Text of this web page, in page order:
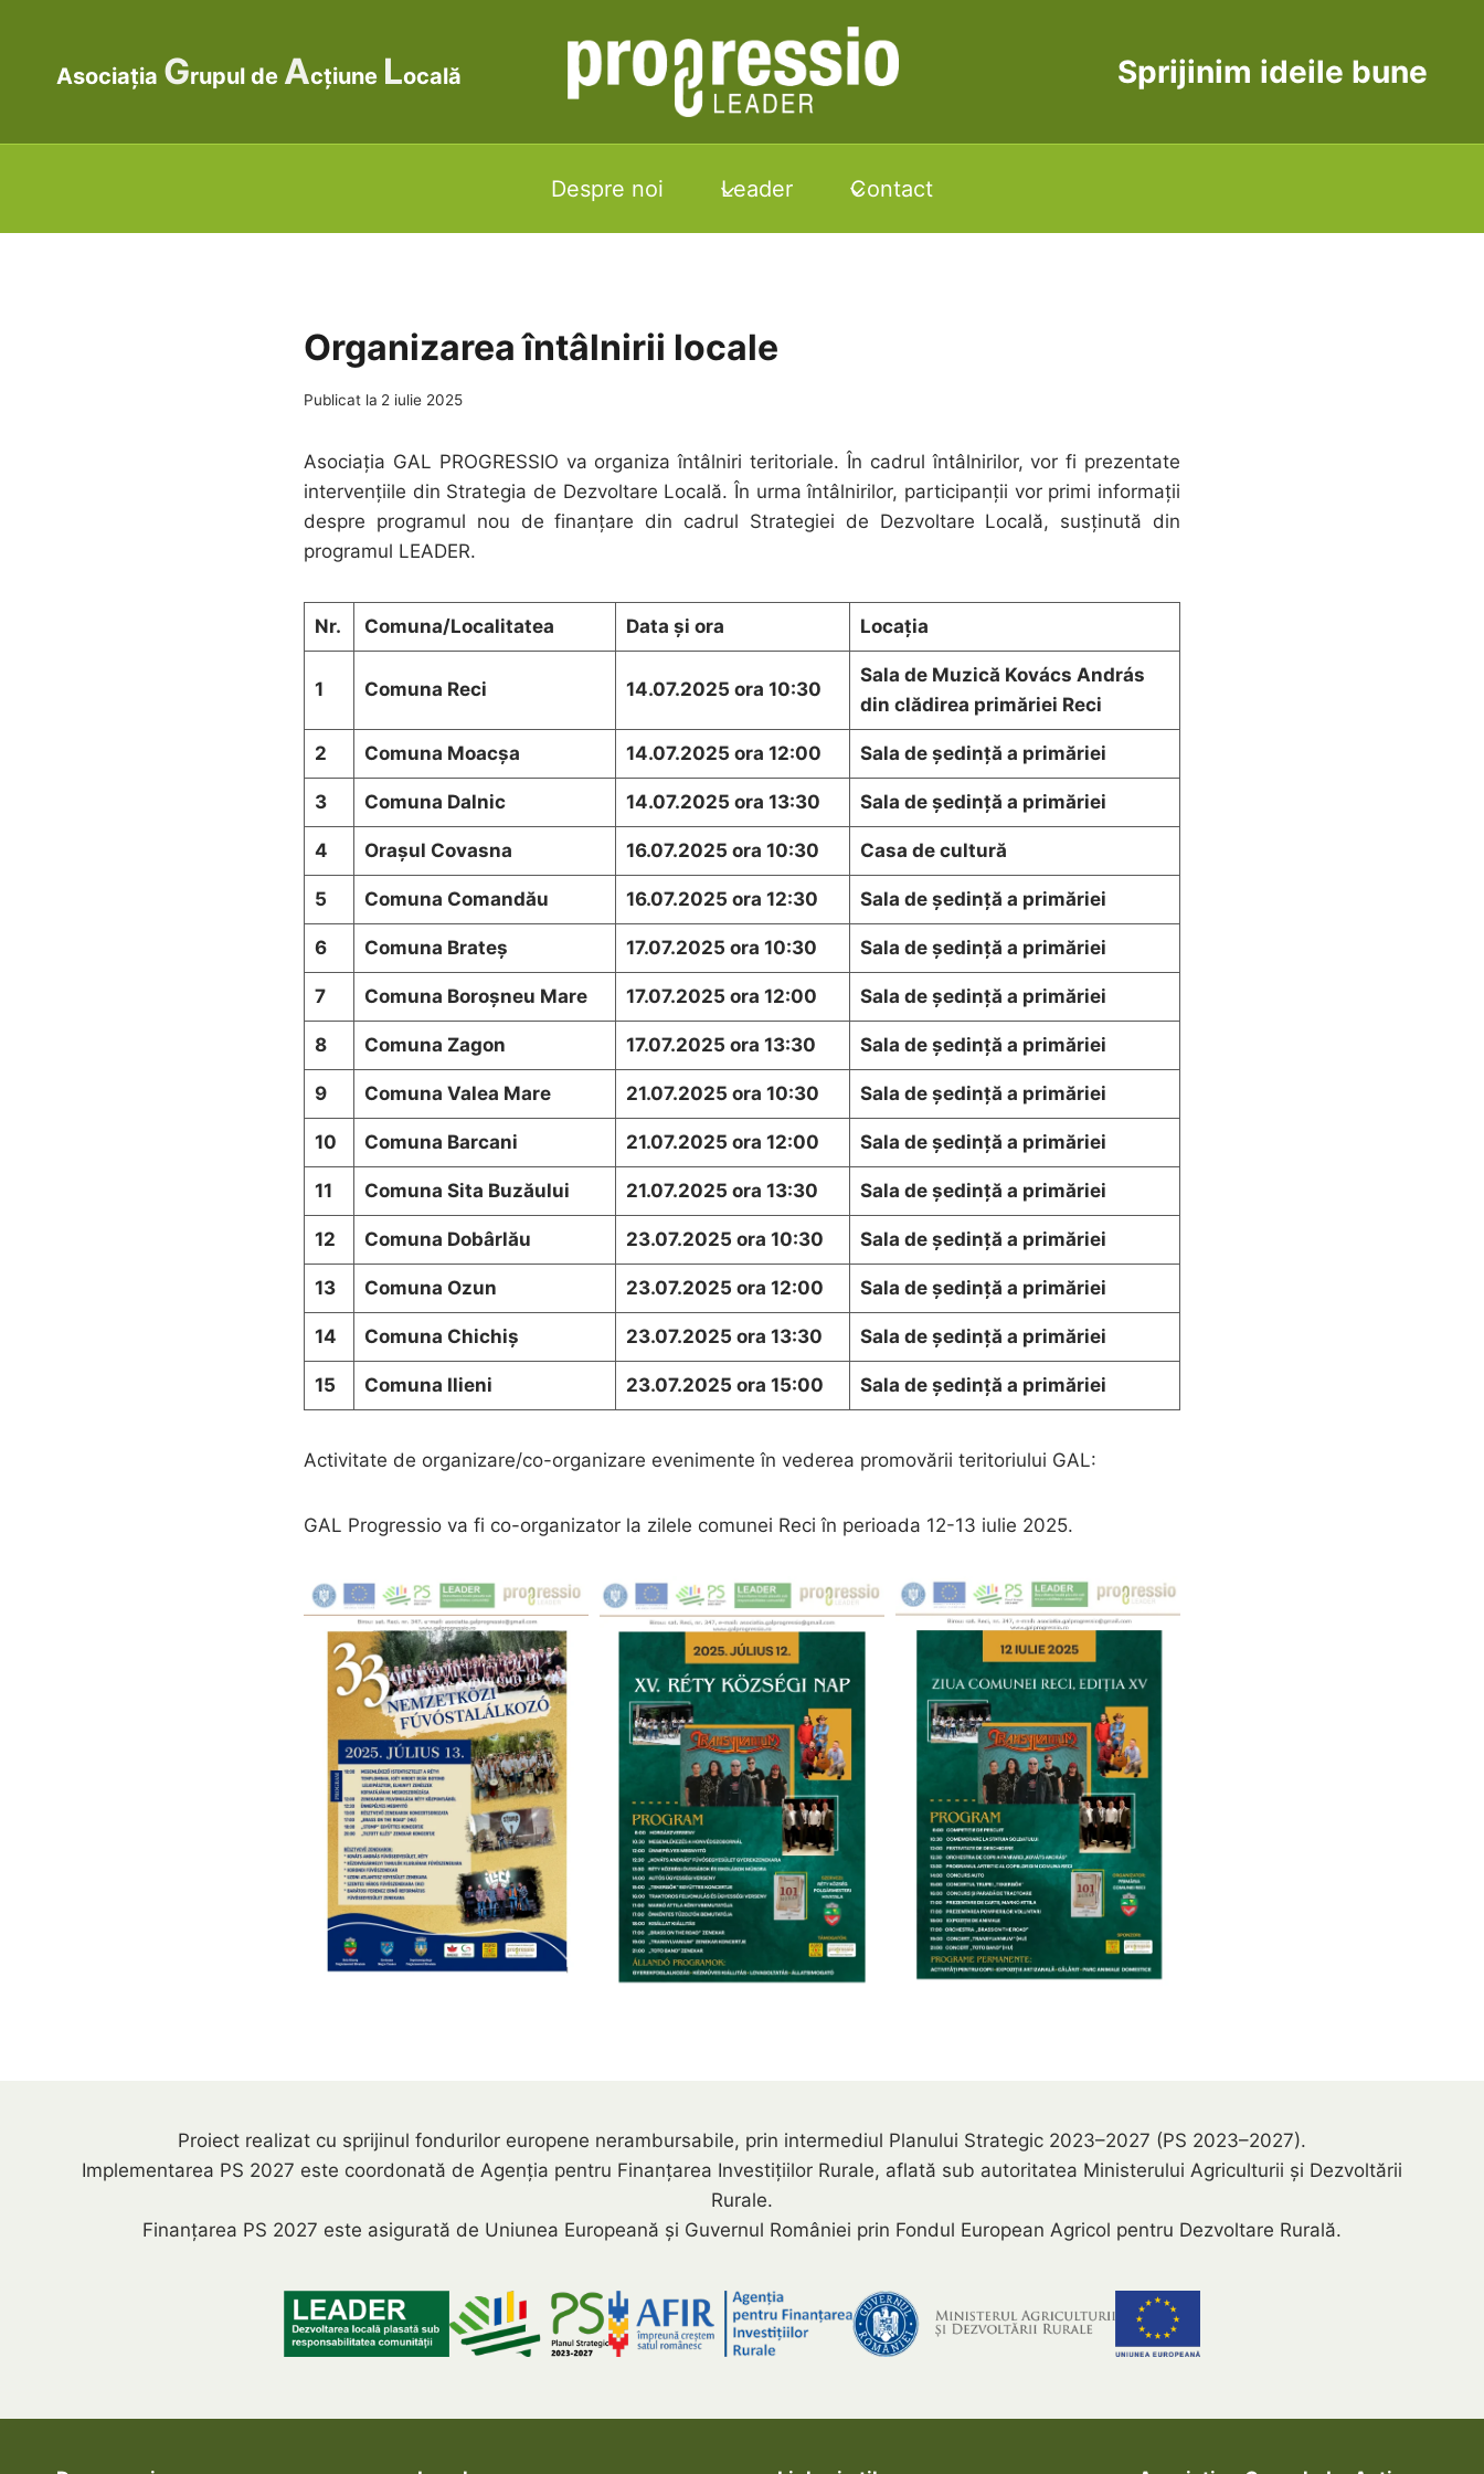
contentAsociația Grupul de Acțiune Locală Sprijinim ideile bune
Despre noi Leader Contact
Organizarea întâlnirii locale
Publicat la 2 iulie 2025
Asociația GAL PROGRESSIO va organiza întâlniri teritoriale. În cadrul întâlnirilor, vor fi prezentate
intervențiile din Strategia de Dezvoltare Locală. În urma întâlnirilor, participanții vor primi informații
despre programul nou de finanțare din cadrul Strategiei de Dezvoltare Locală, susținută din
programul LEADER.
Nr. Comuna/Localitatea Data și ora Locația
1 Comuna Reci 14.07.2025 ora 10:30
Sala de Muzică Kovács András
din clădirea primăriei Reci
2 Comuna Moacșa 14.07.2025 ora 12:00 Sala de ședință a primăriei
3 Comuna Dalnic 14.07.2025 ora 13:30 Sala de ședință a primăriei
4 Orașul Covasna 16.07.2025 ora 10:30 Casa de cultură
5 Comuna Comandău 16.07.2025 ora 12:30 Sala de ședință a primăriei
6 Comuna Brateș 17.07.2025 ora 10:30 Sala de ședință a primăriei
7 Comuna Boroșneu Mare 17.07.2025 ora 12:00 Sala de ședință a primăriei
8 Comuna Zagon 17.07.2025 ora 13:30 Sala de ședință a primăriei
9 Comuna Valea Mare 21.07.2025 ora 10:30 Sala de ședință a primăriei
10 Comuna Barcani 21.07.2025 ora 12:00 Sala de ședință a primăriei
11 Comuna Sita Buzăului 21.07.2025 ora 13:30 Sala de ședință a primăriei
12 Comuna Dobârlău 23.07.2025 ora 10:30 Sala de ședință a primăriei
13 Comuna Ozun 23.07.2025 ora 12:00 Sala de ședință a primăriei
14 Comuna Chichiș 23.07.2025 ora 13:30 Sala de ședință a primăriei
15 Comuna Ilieni 23.07.2025 ora 15:00 Sala de ședință a primăriei
Activitate de organizare/co-organizare evenimente în vederea promovării teritoriului GAL:
GAL Progressio va fi co-organizator la zilele comunei Reci în perioada 12-13 iulie 2025.
Proiect realizat cu sprijinul fondurilor europene nerambursabile, prin intermediul Planului Strategic 2023–2027 (PS 2023–2027).
Implementarea PS 2027 este coordonată de Agenția pentru Finanțarea Investițiilor Rurale, aflată sub autoritatea Ministerului Agriculturii și Dezvoltării
Rurale.
Finanțarea PS 2027 este asigurată de Uniunea Europeană și Guvernul României prin Fondul European Agricol pentru Dezvoltare Rurală.